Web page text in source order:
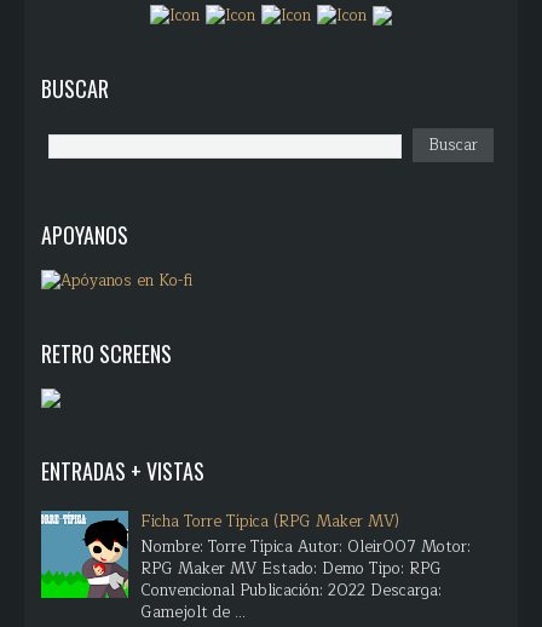
BUSCAR
APOYANOS
RETRO SCREENS
ENTRADAS + VISTAS
Ficha Torre Típica (RPG Maker MV)
Nombre: Torre Típica Autor: Oleir007 Motor:
RPG Maker MV Estado: Demo Tipo: RPG
Convencional Publicación: 2022 Descarga:
Gamejolt de ...